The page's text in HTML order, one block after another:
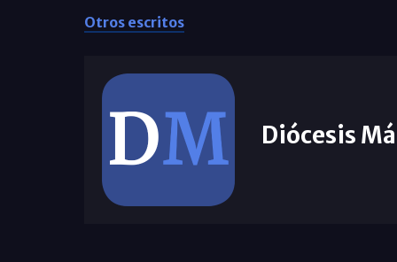
Otros escritos
Diócesis